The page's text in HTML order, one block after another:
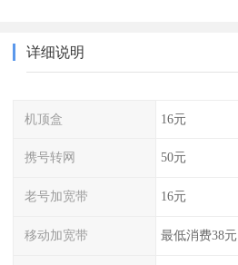
详细说明
机顶盒 16元
携号转网 50元
老号加宽带 16元
移动加宽带 最低消费38元